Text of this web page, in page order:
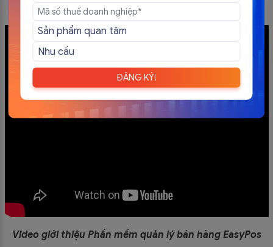
ĐĂNG KÝ!
đơn hàng
Video giới thiệu Phần mềm quản lý bán hàng EasyPos